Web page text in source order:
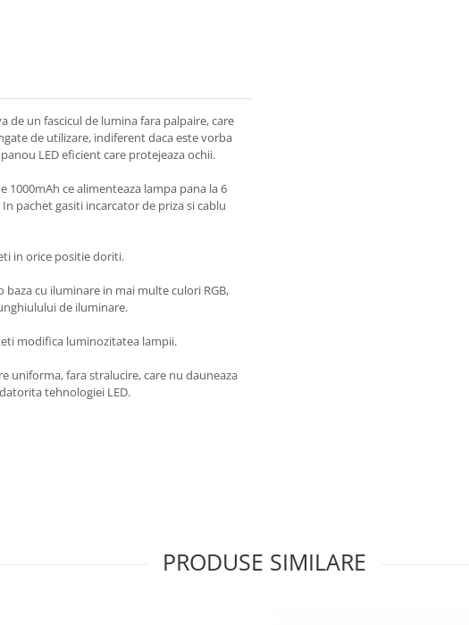
de un fascicul de lumina fara palpaire, care
de utilizare, indiferent daca este vorba
LED eficient care protejeaza ochii.
1000mAh ce alimenteaza lampa pana la 6
pachet gasiti incarcator de priza si cablu
in orice positie doriti.
baza cu iluminare in mai multe culori RGB,
de iluminare.
modifica luminozitatea lampii.
uniforma, fara stralucire, care nu dauneaza
tehnologiei LED.
PRODUSE SIMILARE